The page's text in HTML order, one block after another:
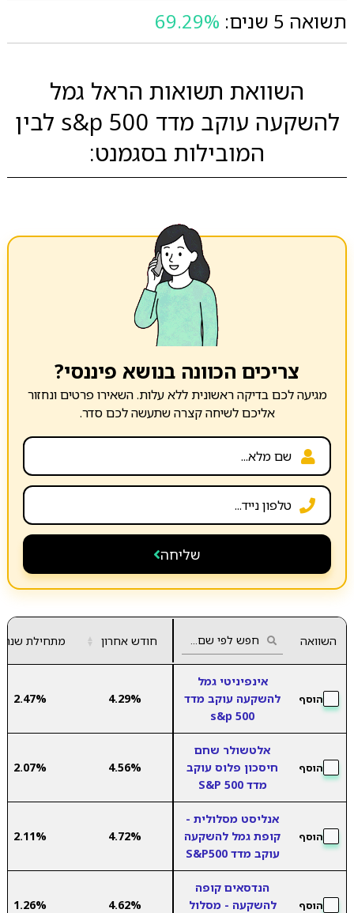
תשואה 5 שנים:
69.29%
השוואת תשואות הראל גמל
להשקעה עוקב מדד s&p 500 לבין
המובילות בסגמנט:
צריכים הכוונה בנושא פיננסי?
מגיעה לכם בדיקה ראשונית ללא עלות. השאירו פרטים ונחזור
אליכם לשיחה קצרה שתעשה לכם סדר.
שליחה
השוואה חודש אחרון ▲
▼ מתחילת שנה
הוסף
אינפיניטי גמל
להשקעה עוקב מדד
s&p 500
4.29%
2.47%
הוסף
אלטשולר שחם
חיסכון פלוס עוקב
מדד S&P 500
4.56%
2.07%
הוסף
אנליסט מסלולית -
קופת גמל להשקעה
עוקב מדד S&P500
4.72%
2.11%
הוסף
הנדסאים קופה
להשקעה - מסלול
4.62%
1.26%